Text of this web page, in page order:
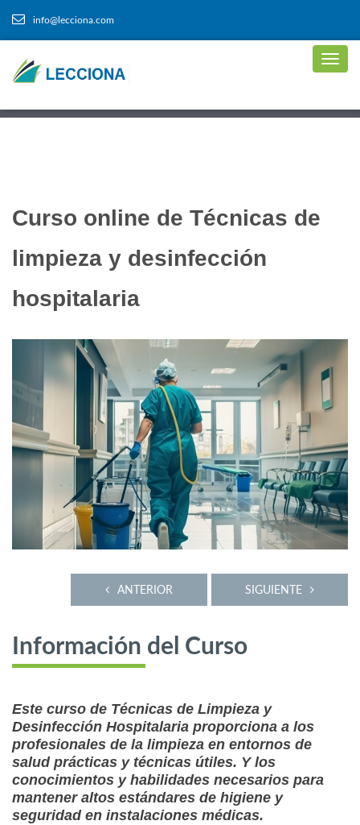
info@lecciona.com
Curso online de Técnicas de
limpieza y desinfección
hospitalaria
SIGUIENTE
ANTERIOR
Información del Curso
Este curso de Técnicas de Limpieza y
Desinfección Hospitalaria proporciona a los
profesionales de la limpieza en entornos de
salud prácticas y técnicas útiles. Y los
conocimientos y habilidades necesarios para
mantener altos estándares de higiene y
seguridad en instalaciones médicas.